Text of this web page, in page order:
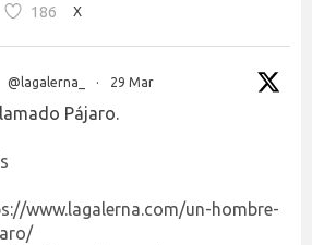
186 X
@lagalerna_ · 29 Mar
Pájaro.
www.lagalerna.com/un-hombre-